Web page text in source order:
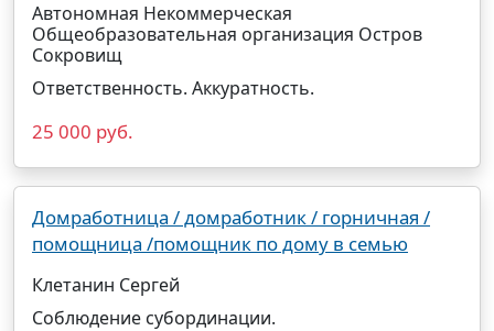
Автономная Некоммерческая
Общеобразовательная организация Остров
Сокровищ
Ответственность. Аккуратность.
25 000 руб.
Домработница / домработник / горничная /
помощница /помощник по дому в семью
Клетанин Сергей
Соблюдение субординации.